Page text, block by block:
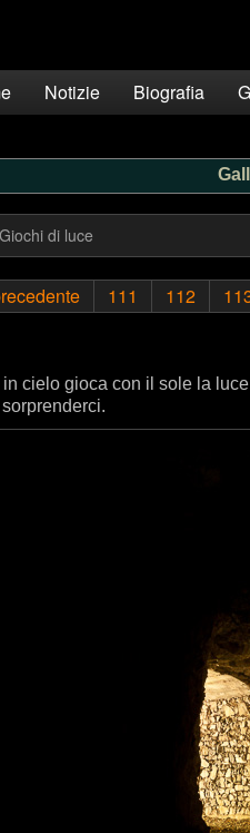
Notizie Biografia
Giochi di luce
111 112
cielo gioca con il sole la